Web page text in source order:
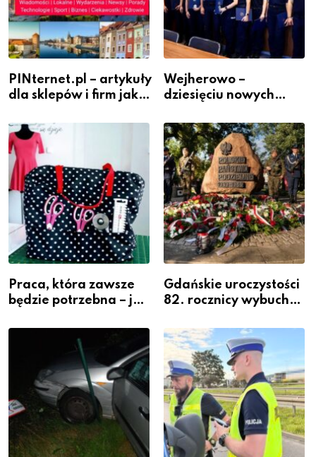
PINternet.pl – artykuły
dla sklepów i firm jako
widoczność
Wejherowo –
dziesięciu nowych
szeregach Komendy
Powiatowej
Praca, która zawsze
będzie potrzebna – jak
zawodem przyszłości i
gdzie się go nauczyć?
Gdańskie uroczystości
82. rocznicy wybuchu
Warszawskiego